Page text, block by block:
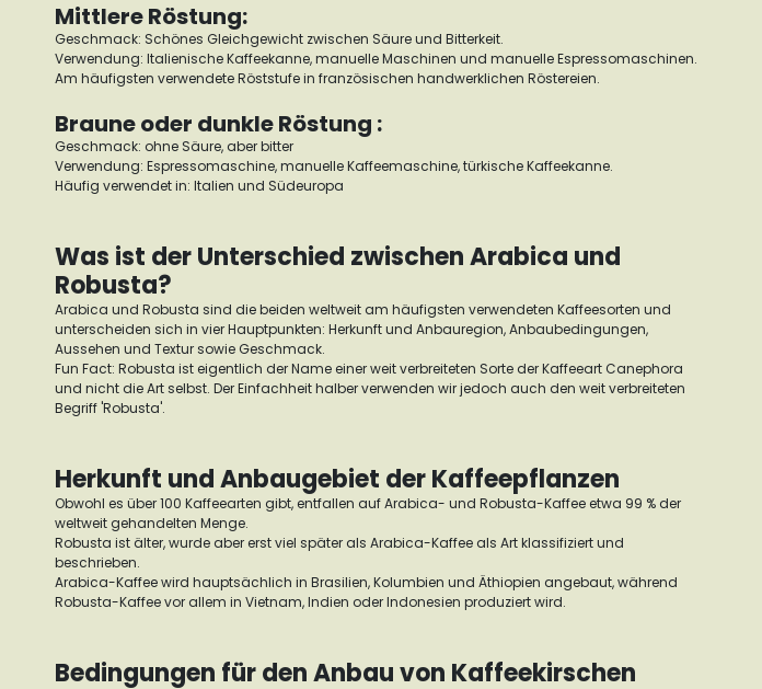
Mittlere Röstung:
Geschmack: Schönes Gleichgewicht zwischen Säure und Bitterkeit.
Verwendung: Italienische Kaffeekanne, manuelle Maschinen und manuelle Espressomaschinen.
Am häufigsten verwendete Röststufe in französischen handwerklichen Röstereien.
Braune oder dunkle Röstung :
Geschmack: ohne Säure, aber bitter
Verwendung: Espressomaschine, manuelle Kaffeemaschine, türkische Kaffeekanne.
Häufig verwendet in: Italien und Südeuropa
Was ist der Unterschied zwischen Arabica und
Robusta?
Arabica und Robusta sind die beiden weltweit am häufigsten verwendeten Kaffeesorten und
unterscheiden sich in vier Hauptpunkten: Herkunft und Anbauregion, Anbaubedingungen,
Aussehen und Textur sowie Geschmack.
Fun Fact: Robusta ist eigentlich der Name einer weit verbreiteten Sorte der Kaffeeart Canephora
und nicht die Art selbst. Der Einfachheit halber verwenden wir jedoch auch den weit verbreiteten
Begriff 'Robusta'.
Herkunft und Anbaugebiet der Kaffeepflanzen
Obwohl es über 100 Kaffeearten gibt, entfallen auf Arabica- und Robusta-Kaffee etwa 99 % der
weltweit gehandelten Menge.
Robusta ist älter, wurde aber erst viel später als Arabica-Kaffee als Art klassifiziert und
beschrieben.
Arabica-Kaffee wird hauptsächlich in Brasilien, Kolumbien und Äthiopien angebaut, während
Robusta-Kaffee vor allem in Vietnam, Indien oder Indonesien produziert wird.
Bedingungen für den Anbau von Kaffeekirschen